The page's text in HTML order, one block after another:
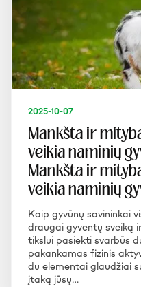
2025-10-07
Mankšta ir
veikia naminių
Mankšta ir
veikia naminių
Kaip gyvūnų savininkai
draugai gyventų sveiką
tikslui pasiekti svarbūs
pakankamas fizinis
du elementai glaudžiai
įtaką jūsų…